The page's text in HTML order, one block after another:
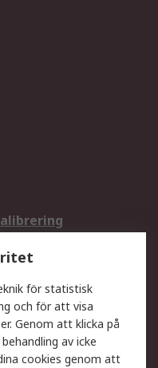
Support
av varor
för statistisk
och för att visa
Genom att klicka på
av icke
cookies genom att